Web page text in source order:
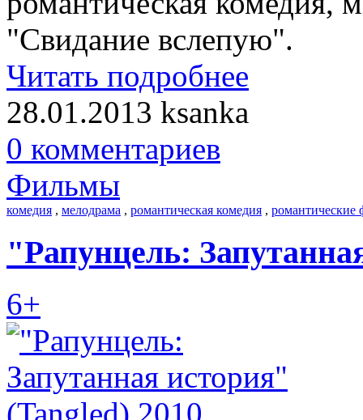
"Свидание вслепую".
Читать подробнее
28.01.2013 ksanka
0 комментариев
Фильмы
комедия , мелодрама , романтическая комедия , романтические
"Рапунцель:
6+